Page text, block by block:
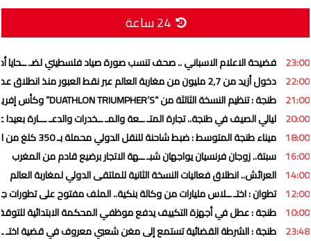
24 ساعة
23:00 فضيحة الاعلام الاسباني .. صحف تنسب صورة صياد فلسطيني لضـ ــحايا
22:00 دخول أزيد من 2,7 مليون من مغاربة العالم عبر نقط العبور منذ انطلاق عملية
21:00 طنجة : تنظيم النسخة الثالثة من “DUATHLON TRIUMPHER’S” وكأس إفريقيا للدوياتلون
20:00 ليالي الصيف في طنجة.. تجارة المتـ ــعة والمـ ــخدرات والدعـ ـــارة
18:00 ميناء طنجة المتوسط : ضبط شاحنة للنقل الدولي محملة بـ 350 كلغ من الحشـ ـيش
16:00 سبتة.. زوجان فرنسيان يواجهان شبـ ــهة الاتجار برضيع قادم من المغرب
14:00 العرائش.. انطلاق فعاليات النسخة الثانية للملتقى الدولي لمغاربة العالم
12:00 تطوان : اختـ ــلاس مليارات من وكالة بنكية.. الملف مفتوح على تطورات
10:00 طنجة : عطل في أجهزة التكييف يدفع موظفي المحكمة الابتدائية
23:48 طنجة : الشرطة القضائية تستمع إلى مغن شعبي معروف في قضية اختـ